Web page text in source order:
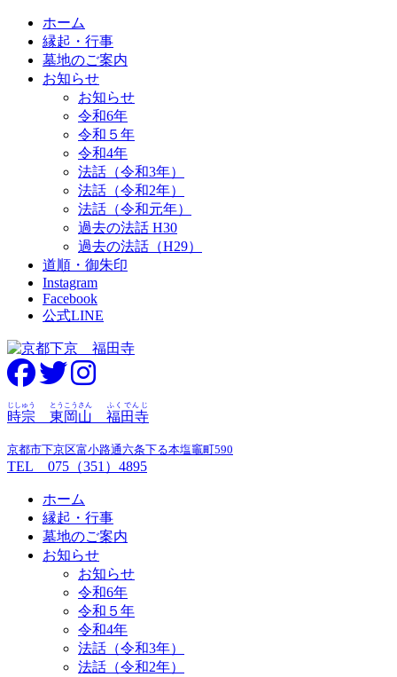
ホーム
縁起・行事
墓地のご案内
お知らせ
お知らせ
令和6年
令和５年
令和4年
法話（令和3年）
法話（令和2年）
法話（令和元年）
過去の法話 H30
過去の法話（H29）
道順・御朱印
Instagram
Facebook
公式LINE
時宗
じしゅう
東岡山
とうこうさん
福田寺
ふくでんじ
京都市下京区富小路通六条下る本塩竈町590
TEL 075（351）4895
ホーム
縁起・行事
墓地のご案内
お知らせ
お知らせ
令和6年
令和５年
令和4年
法話（令和3年）
法話（令和2年）